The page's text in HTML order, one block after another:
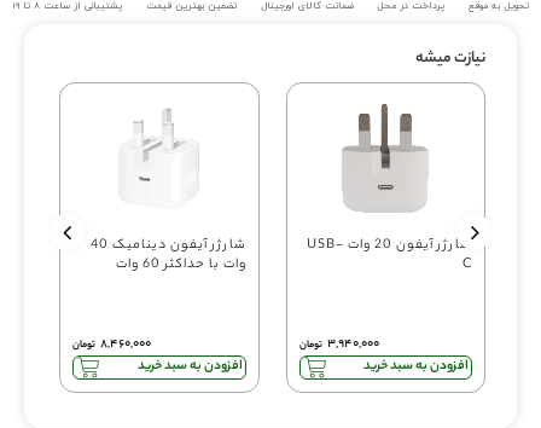
پلتفرم : پردازنده 6 هسته ای، تراشه A16 Bionic 4nm،
فضای رم : 6 گیگابایت
وات، شارژ سریع بی سیم 7.5 وات Qi
سنسورها : تشخیص چهره، شتاب سنج، ژیروسکوپ، حسگر
مجاورت، قطب نما، فشار سنج
مشخصات به زودی کامل می شود
تحویل به موقع پرداخت در محل ضمانت کالای اورجینال تضمین بهترین قیمت پشتیبانی از ساعت 8 تا 19
نیازت میشه
شارژر آیفون 20 وات USB-
C
‎۳,۹۴۰,۰۰۰ تومان
افزودن به سبد خرید
شارژر آیفون دینامیک 40
وات با حداکثر 60 وات
‎۸,۴۶۰,۰۰۰ تومان
افزودن به سبد خرید